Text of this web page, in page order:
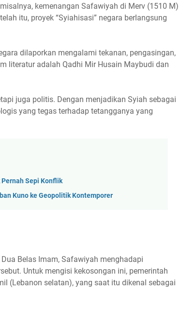
kemenangan Safawiyah di Merv (1510 M)
itu, proyek “Syiahisasi” negara berlangsung
dilaporkan mengalami tekanan, pengasingan,
literatur adalah Qadhi Mir Husain Maybudi dan
juga politis. Dengan menjadikan Syiah sebagai
yang tegas terhadap tetangganya yang
Sepi Konflik
Kuno ke Geopolitik Kontemporer
Belas Imam, Safawiyah menghadapi
Untuk mengisi kekosongan ini, pemerintah
(Lebanon selatan), yang saat itu dikenal sebagai